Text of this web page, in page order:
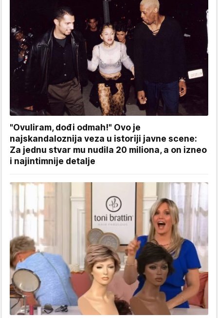
"Ovuliram, dođi odmah!" Ovo je
najskandaloznija veza u istoriji javne scene:
Za jednu stvar mu nudila 20 miliona, a on izneo
i najintimnije detalje